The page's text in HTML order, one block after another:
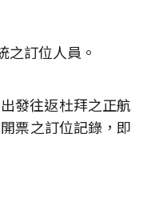
之訂位人員。
發往返杜拜之正航
票之訂位記錄，即